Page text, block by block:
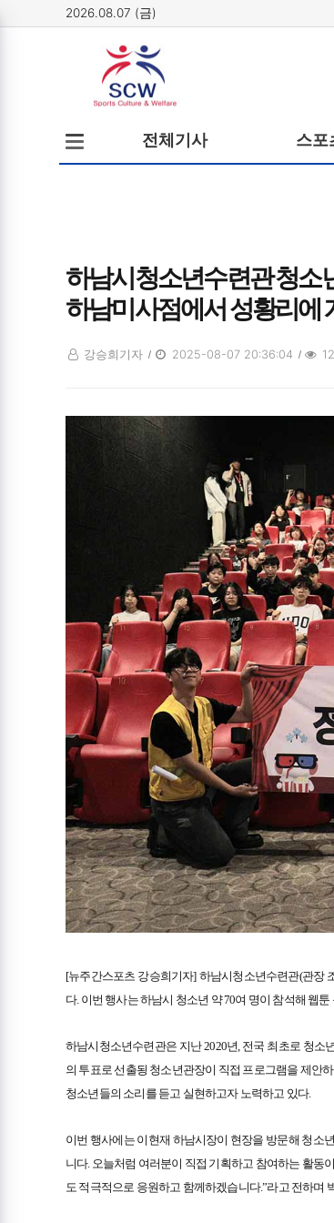
2026.08.07 (금)
전체메뉴
열기/
닫기
전체기사 스포
뉴
하남시청소년수련관 청소
하남미사점에서 성황리에
강승희기자 2025-08-07 20:36:04
[뉴주간스포츠 강승희기자] 하남시청소년수련관(관장
다. 이번 행사는 하남시 청소년 약 70여 명이 참석해 웹
하남시청소년수련관은 지난 2020년, 전국 최초로 청
의 투표로 선출됭 청소년관장이 직접 프로그램을 제안하
청소년들의 소리를 듣고 실현하고자 노력하고 있다.
이번 행사에는 이현재 하남시장이 현장을 방문해 청소
니다. 오늘처럼 여러분이 직접 기획하고 참여하는 활동
도 적극적으로 응원하고 함께하겠습니다.”라고 전하며